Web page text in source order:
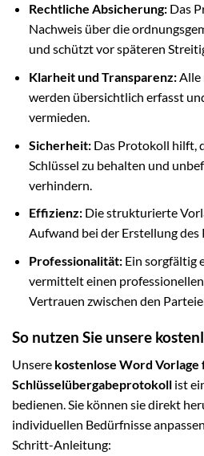
Rechtliche Absicherung:Das
Nachweis über die
und schützt vor späteren
Klarheit und Transparenz:Alle
werden übersichtlich erfasst
vermieden.
Sicherheit:Das Protokoll hilft,
Schlüssel zu behalten und
verhindern.
Effizienz:Die strukturierte
Aufwand bei der Erstellung des
Professionalität:Ein sorgfältig
vermittelt einen
Vertrauen zwischen den
So nutzen Sie unsere
Unsere kostenlose Word Vorlage
Schlüsselübergabeprotokoll ist
bedienen. Sie können sie direkt
individuellen Bedürfnisse
Schritt-Anleitung: